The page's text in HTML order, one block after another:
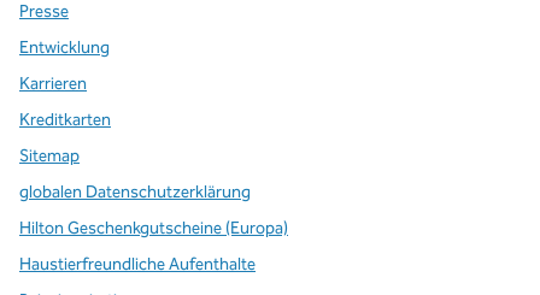
Presse
Entwicklung
Karrieren
Kreditkarten
Sitemap
globalen Datenschutzerklärung
Hilton Geschenkgutscheine (Europa)
Haustierfreundliche Aufenthalte